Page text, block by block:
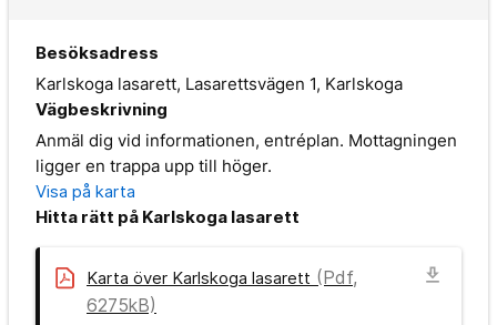
Besöksadress
Karlskoga lasarett, Lasarettsvägen 1, Karlskoga
Vägbeskrivning
Anmäl dig vid informationen, entréplan. Mottagningen
ligger en trappa upp till höger.
Visa på karta
Hitta rätt på Karlskoga lasarett
Karta över Karlskoga lasarett (Pdf,
6275kB)
download